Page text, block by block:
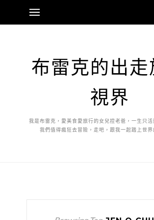
布雷克的出走
視界
我是布雷克，愛美食愛旅行的女兒控老爸，一生只活
我們值得瘋狂去冒險，走吧，跟我一起踏上世界